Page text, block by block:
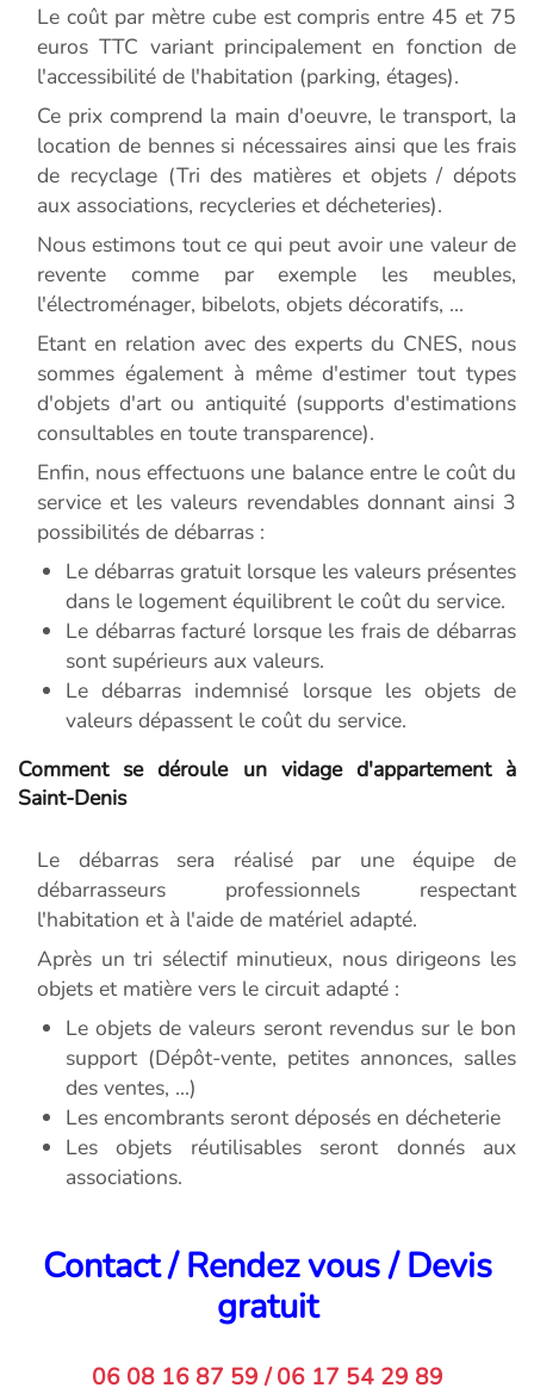
Le coût par mètre cube est compris entre 45 et 75
euros TTC variant principalement en fonction de
l'accessibilité de l'habitation (parking, étages).
Ce prix comprend la main d'oeuvre, le transport, la
location de bennes si nécessaires ainsi que les frais
de recyclage (Tri des matières et objets / dépots
aux associations, recycleries et décheteries).
Nous estimons tout ce qui peut avoir une valeur de
revente comme par exemple les meubles,
l'électroménager, bibelots, objets décoratifs, ...
Etant en relation avec des experts du CNES, nous
sommes également à même d'estimer tout types
d'objets d'art ou antiquité (supports d'estimations
consultables en toute transparence).
Enfin, nous effectuons une balance entre le coût du
service et les valeurs revendables donnant ainsi 3
possibilités de débarras :
Le débarras gratuit lorsque les valeurs présentes
dans le logement équilibrent le coût du service.
Le débarras facturé lorsque les frais de débarras
sont supérieurs aux valeurs.
Le débarras indemnisé lorsque les objets de
valeurs dépassent le coût du service.
Comment se déroule un vidage d'appartement à
Saint-Denis
Le débarras sera réalisé par une équipe de
débarrasseurs professionnels respectant
l'habitation et à l'aide de matériel adapté.
Après un tri sélectif minutieux, nous dirigeons les
objets et matière vers le circuit adapté :
Le objets de valeurs seront revendus sur le bon
support (Dépôt-vente, petites annonces, salles
des ventes, ...)
Les encombrants seront déposés en décheterie
Les objets réutilisables seront donnés aux
associations.
Contact / Rendez vous / Devis
gratuit
06 08 16 87 59 / 06 17 54 29 89